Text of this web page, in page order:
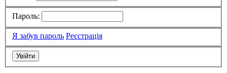
Пароль:
Я забув пароль Реєстрація